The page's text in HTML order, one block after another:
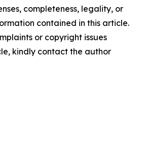
completeness, legality, or
contained in this article.
or copyright issues
kindly contact the author